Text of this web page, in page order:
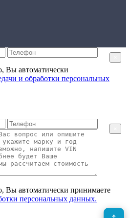
Вы автоматически
и обработки персональных
Вы автоматически принимаете
персональных данных.